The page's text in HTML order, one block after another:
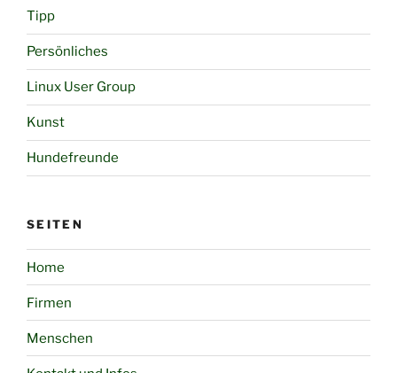
Tipp
Persönliches
Linux User Group
Kunst
Hundefreunde
SEITEN
Home
Firmen
Menschen